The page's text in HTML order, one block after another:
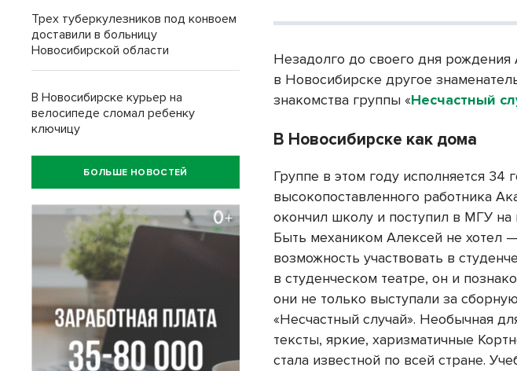
Незадолго до своего дня рождения
в Новосибирске другое
знакомства группы «Несчастный
В Новосибирске как дома
Группе в этом году исполняется
высокопоставленного работника
окончил школу и поступил в МГУ на
Быть механиком Алексей не хотел
возможность участвовать в
в студенческом театре, он и
они не только выступали за
«Несчастный случай». Необычная
тексты, яркие, харизматичные
стала известной по всей стране.
Трех туберкулезников под конвоем
доставили в больницу
Новосибирской области
В Новосибирске курьер на
велосипеде сломал ребенку
ключицу
БОЛЬШЕ НОВОСТЕЙ